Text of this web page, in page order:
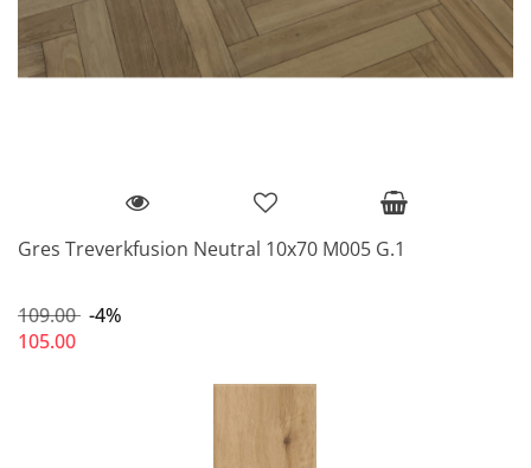
Gres Treverkfusion Neutral 10x70 M005 G.1
109.00 -4%
105.00